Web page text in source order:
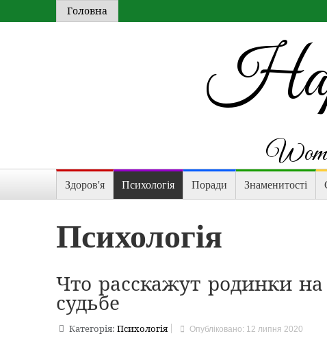
Головна
Здоров'я Психологія Поради Знаменитості
Психологія
Что расскажут родинки
судьбе
Категорія:Психологія Опубліковано: 12 липня 2020